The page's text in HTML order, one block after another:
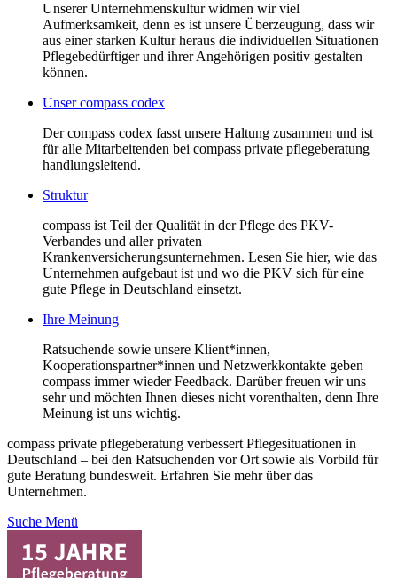
Unserer Unternehmenskultur widmen wir viel
Aufmerksamkeit, denn es ist unsere Überzeugung, dass wir
aus einer starken Kultur heraus die individuellen Situationen
Pflegebedürftiger und ihrer Angehörigen positiv gestalten
können.
Unser compass codex
Der compass codex fasst unsere Haltung zusammen und ist
für alle Mitarbeitenden bei compass private pflegeberatung
handlungsleitend.
Struktur
compass ist Teil der Qualität in der Pflege des PKV-
Verbandes und aller privaten
Krankenversicherungsunternehmen. Lesen Sie hier, wie das
Unternehmen aufgebaut ist und wo die PKV sich für eine
gute Pflege in Deutschland einsetzt.
Ihre Meinung
Ratsuchende sowie unsere Klient*innen,
Kooperationspartner*innen und Netzwerkkontakte geben
compass immer wieder Feedback. Darüber freuen wir uns
sehr und möchten Ihnen dieses nicht vorenthalten, denn Ihre
Meinung ist uns wichtig.
compass private pflegeberatung verbessert Pflegesituationen in
Deutschland – bei den Ratsuchenden vor Ort sowie als Vorbild für
gute Beratung bundesweit. Erfahren Sie mehr über das
Unternehmen.
Suche Menü